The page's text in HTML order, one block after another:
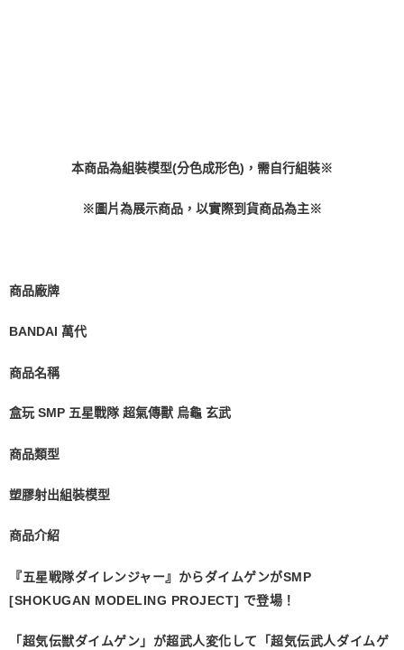
本商品為組裝模型(分色成形色)，需自行組裝※
※圖片為展示商品，以實際到貨商品為主※
商品廠牌
BANDAI 萬代
商品名稱
盒玩 SMP 五星戰隊 超氣傳獸 烏龜 玄武
商品類型
塑膠射出組裝模型
商品介紹
『五星戦隊ダイレンジャー』からダイムゲンがSMP
[SHOKUGAN MODELING PROJECT] で登場！
「超気伝獣ダイムゲン」が超武人変化して「超気伝武人ダイムゲ